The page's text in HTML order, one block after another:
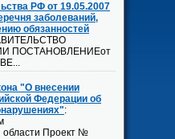
РФ от 19.05.2007
заболеваний,
обязанностей
ПОСТАНОВЛЕНИЕот
"О внесении
Федерации об
:
области Проект №